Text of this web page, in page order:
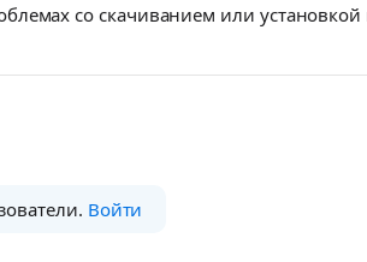
со скачиванием или
Войти